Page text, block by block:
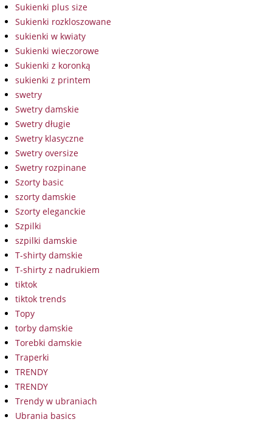
Sukienki plus size
Sukienki rozkloszowane
sukienki w kwiaty
Sukienki wieczorowe
Sukienki z koronką
sukienki z printem
swetry
Swetry damskie
Swetry długie
Swetry klasyczne
Swetry oversize
Swetry rozpinane
Szorty basic
szorty damskie
Szorty eleganckie
Szpilki
szpilki damskie
T-shirty damskie
T-shirty z nadrukiem
tiktok
tiktok trends
Topy
torby damskie
Torebki damskie
Traperki
TRENDY
TRENDY
Trendy w ubraniach
Ubrania basics